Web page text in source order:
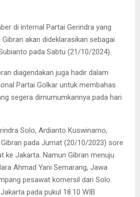
di internal Partai Gerindra yang
akan dideklarasikan sebagai
pada Sabtu (21/10/2024).
diagendakan juga hadir dalam
Partai Golkar untuk membahas
segera dimumumkannya pada hari
Solo, Ardianto Kuswinarno,
pada Jumat (20/10/2023) sore
ke Jakarta. Namun Gibran menuju
Ahmad Yani Semarang, Jawa
pesawat komersil dari Solo.
pada pukul 18.10 WIB.